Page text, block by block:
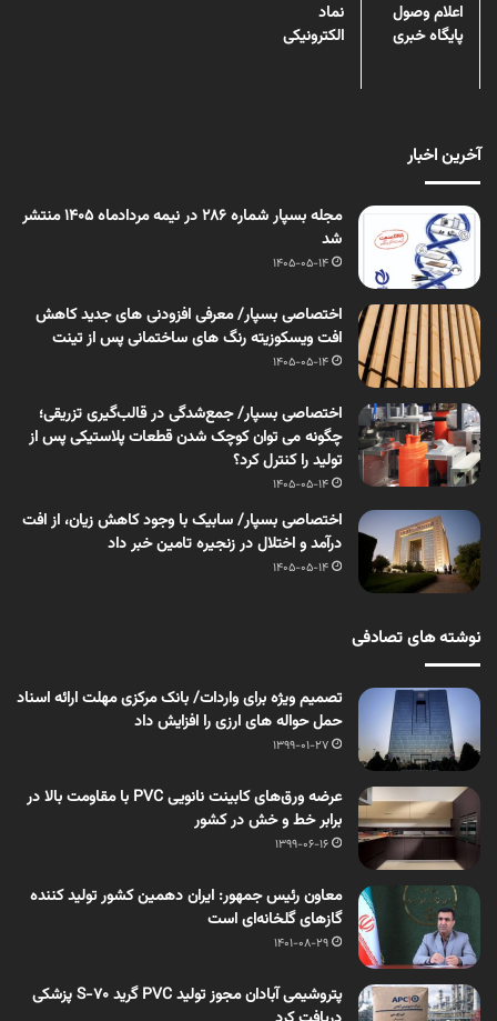
اعلام وصول
پایگاه خبری
نماد
الکترونیکی
آخرین اخبار
مجله بسپار شماره 286 در نیمه مردادماه 1405 منتشر
شد
1405-05-14
اختصاصی بسپار/ معرفی افزودنی های جدید کاهش
افت ویسکوزیته رنگ های ساختمانی پس از تینت
1405-05-14
اختصاصی بسپار/ جمع‌شدگی در قالب‌گیری تزریقی؛
چگونه می توان کوچک شدن قطعات پلاستیکی پس از
تولید را کنترل کرد؟
1405-05-14
اختصاصی بسپار/ سابیک با وجود کاهش زیان، از افت
درآمد و اختلال در زنجیره تامین خبر داد
1405-05-14
نوشته های تصادفی
تصمیم ویژه برای واردات/ بانک مرکزی مهلت ارائه اسناد
حمل حواله های ارزی را افزایش داد
1399-01-27
عرضه ورق‌های کابینت نانویی PVC با مقاومت بالا در
برابر خط و خش در کشور
1399-06-16
معاون رئیس جمهور: ایران دهمین کشور تولید کننده
گازهای گلخانه‌ای است
1401-08-29
پتروشیمی آبادان مجوز تولید PVC گرید S-70 پزشكی